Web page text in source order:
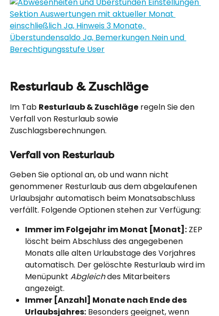
Resturlaub & Zuschläge
Im Tab Resturlaub & Zuschläge regeln Sie den
Verfall von Resturlaub sowie
Zuschlagsberechnungen.
Verfall von Resturlaub
Geben Sie optional an, ob und wann nicht
genommener Resturlaub aus dem abgelaufenen
Urlaubsjahr automatisch beim Monatsabschluss
verfällt. Folgende Optionen stehen zur Verfügung:
Immer im Folgejahr im Monat [Monat]: ZEP
löscht beim Abschluss des angegebenen
Monats alle alten Urlaubstage des Vorjahres
automatisch. Der gelöschte Resturlaub wird im
Menüpunkt Abgleich des Mitarbeiters
angezeigt.
Immer [Anzahl] Monate nach Ende des
Urlaubsjahres: Besonders geeignet, wenn